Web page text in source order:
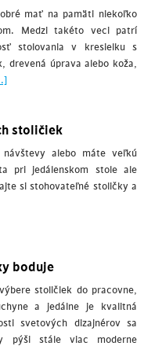
mať na pamäti niekoľko
Medzi takéto veci patrí
stolovania v kresielku s
drevená úprava alebo koža,
stoličiek
alebo máte veľkú
pri jedálenskom stole ale
si stohovateľné stoličky a
boduje
stoličiek do pracovne,
a jedálne je kvalitná
svetových dizajnérov sa
pýši stále viac moderne